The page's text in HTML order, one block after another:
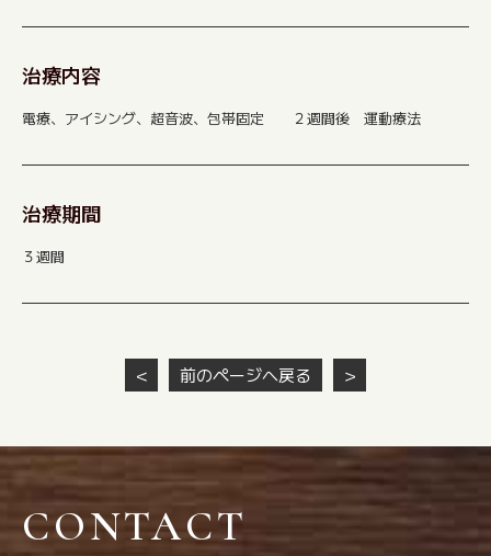
治療内容
電療、アイシング、超音波、包帯固定 ２週間後 運動療法
治療期間
３週間
＜ 前のページへ戻る ＞
CONTACT